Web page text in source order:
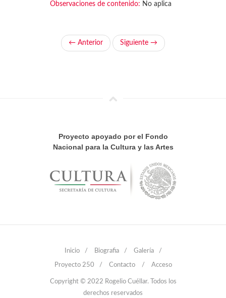
Observaciones de contenido: No aplica
← Anterior Siguiente →
Proyecto apoyado por el Fondo
Nacional para la Cultura y las Artes
Inicio / Biografia / Galería /
Proyecto 250 / Contacto / Acceso
Copyright © 2022 Rogelio Cuéllar. Todos los
derechos reservados